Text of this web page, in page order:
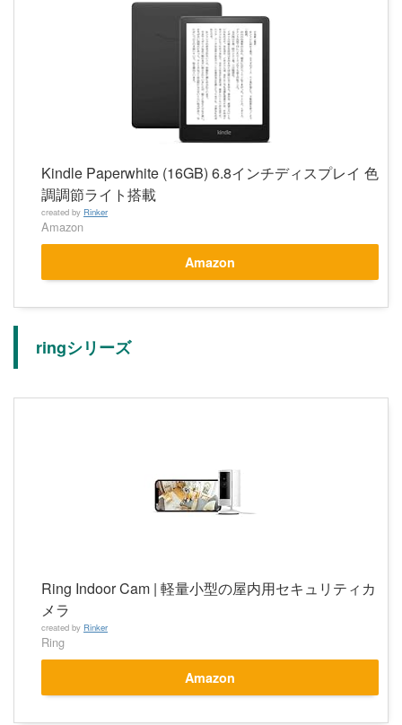
Kindle Paperwhite (16GB) 6.8インチディスプレイ 色
調調節ライト搭載
created by Rinker
Amazon
Amazon
ringシリーズ
Ring Indoor Cam | 軽量小型の屋内用セキュリティカ
メラ
created by Rinker
Ring
Amazon